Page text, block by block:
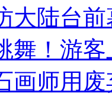
大陆台
舞！游客
画师用